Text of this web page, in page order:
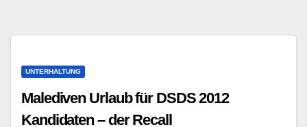
UNTERHALTUNG
Malediven Urlaub für DSDS 2012
Kandidaten – der Recall